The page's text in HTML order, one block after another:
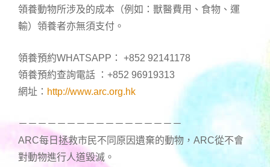
領養動物所涉及的成本（例如：獸醫費用、食物、運
輸）領養者亦無須支付。
領養預約WHATSAPP： +852 92141178
領養預約查詢電話 ：+852 96919313
網址： http://www.arc.org.hk
－－－－－－－－－－－－－－－－－
ARC每日拯救市民不同原因遺棄的動物，ARC從不會
對動物進行人道毀滅。